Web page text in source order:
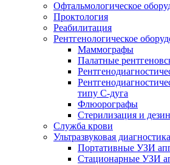
Офтальмологическое
Проктология
Реабилитация
Рентгенологическое
Маммографы
Палатные
типу С-дуга
Флюорографы
Стерилизация и
Служба крови
Ультразвуковая диагностика
Портативные УЗИ
Стационарные УЗИ